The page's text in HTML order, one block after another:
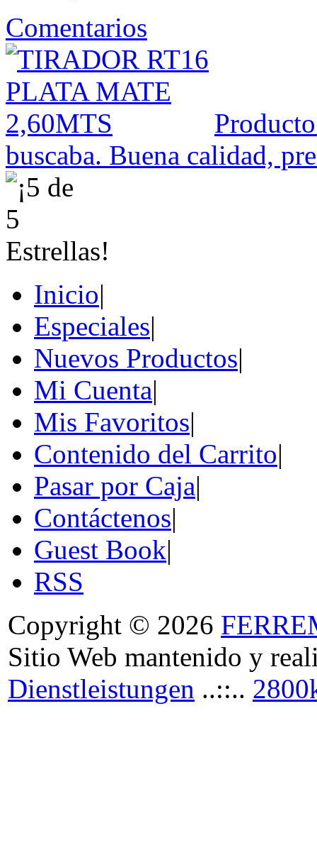
Comentarios
buscaba. Buena calidad,
Inicio|
Especiales|
Nuevos Productos|
Mi Cuenta|
Mis Favoritos|
Contenido del Carrito|
Pasar por Caja|
Contáctenos|
Guest Book|
RSS
Copyright © 2026
Sitio Web mantenido y
Dienstleistungen ..::..